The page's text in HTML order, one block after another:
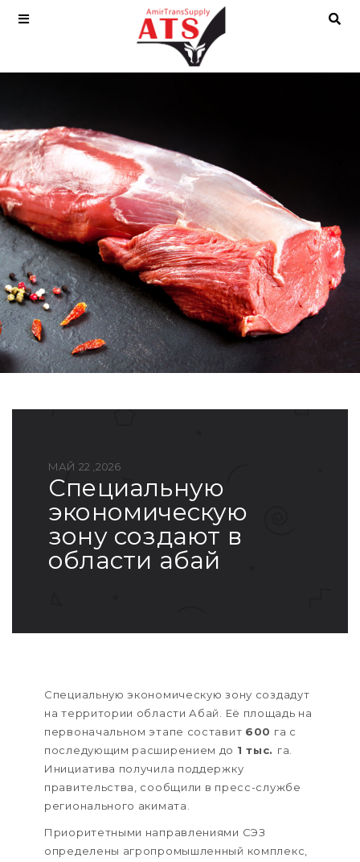
МАЙ 22 ,2026
специальную
экономическую
зону создают в
области абай
Специальную экономическую зону создадут
на территории области Абай. Её площадь на
первоначальном этапе составит 600 га с
последующим расширением до 1 тыс. га.
Инициатива получила поддержку
правительства, сообщили в пресс-службе
регионального акимата.
Приоритетными направлениями СЭЗ
определены агропромышленный комплекс,